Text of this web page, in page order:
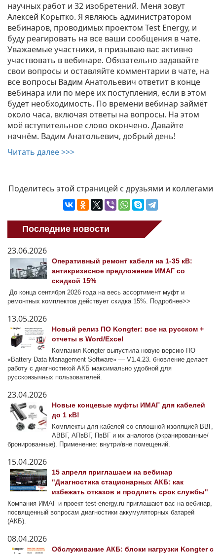
научных работ и 32 изобретений. Меня зовут
Алексей Корытко. Я являюсь администратором
вебинаров, проводимых проектом Test Energy, и
буду реагировать на все ваши сообщения в чате.
Уважаемые участники, я призываю вас активно
участвовать в вебинаре. Обязательно задавайте
свои вопросы и оставляйте комментарии в чате, на
все вопросы Вадим Анатольевич ответит в конце
вебинара или по мере их поступления, если в этом
будет необходимость. По времени вебинар займёт
около часа, включая ответы на вопросы. На этом
моё вступительное слово окончено. Давайте
начнём. Вадим Анатольевич, добрый день!
Читать далее >>>
Поделитесь этой страницей с друзьями и коллегами
Последние новости
23.06.2026
Оперативный ремонт кабеля на 1-35 кВ:
антикризисное предложение ИМАГ со
скидкой 15%
До конца сентября 2026 года на весь ассортимент муфт и
ремонтных комплектов действует скидка 15%. Подробнее>>
13.05.2026
Новый релиз ПО Kongter: все на русском +
отчеты в Word/Excel
Компания Kongter выпустила новую версию ПО
«Battery Data Management Software» — V1.4.23. бновление делает
работу с диагностикой АКБ максимально удобной для
русскоязычных пользователей.
23.04.2026
Новые концевые муфты ИМАГ для кабелей
до 1 кВ!
Комплекты для кабелей со сплошной изоляцией ВВГ,
АВВГ, АПвВГ, ПвВГ и их аналогов (экранированные/
бронированные). Применение: внутри/вне помещений.
15.04.2026
15 апреля приглашаем на вебинар
"Диагностика стационарных АКБ: как
избежать отказов и продлить срок службы"
Компания ИМАГ и проект test-energy.ru приглашают вас на вебинар,
посвященный вопросам диагностики аккумуляторных батарей
(АКБ).
08.04.2026
Обслуживание АКБ: блоки нагрузки Kongter с